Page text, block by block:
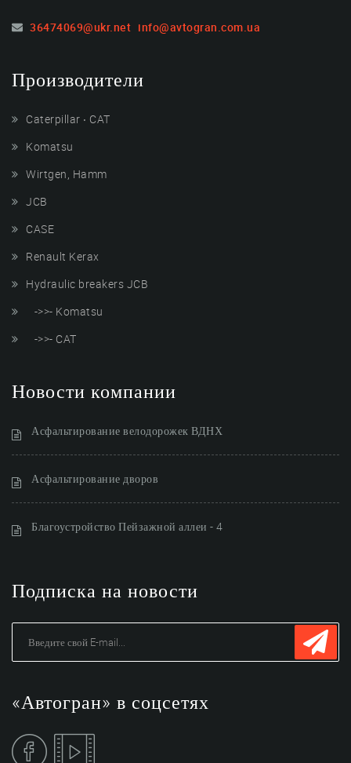
36474069@ukr.net info@avtogran.com.ua
Производители
Caterpillar ‧ CAT
Komatsu
Wirtgen, Hamm
JCB
CASE
Renault Kerax
Hydraulic breakers JCB
->>- Komatsu
->>- CAT
Новости компании
Асфальтирование велодорожек ВДНХ
Асфальтирование дворов
Благоустройство Пейзажной аллеи - 4
Подписка на новости
«Автогран» в соцсетях